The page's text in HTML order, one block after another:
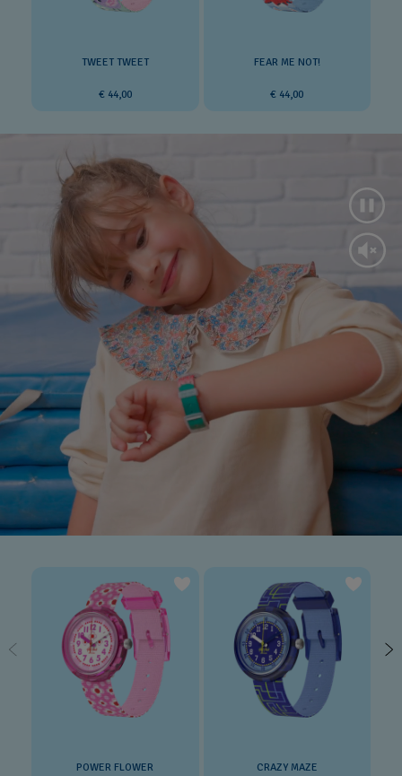
TWEET TWEET
€ 44,00
FEAR ME NOT!
€ 44,00
POWER FLOWER CRAZY MAZE